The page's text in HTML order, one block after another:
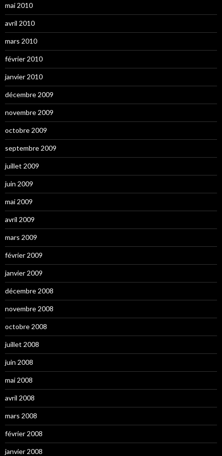
mai 2010
avril 2010
mars 2010
février 2010
janvier 2010
décembre 2009
novembre 2009
octobre 2009
septembre 2009
juillet 2009
juin 2009
mai 2009
avril 2009
mars 2009
février 2009
janvier 2009
décembre 2008
novembre 2008
octobre 2008
juillet 2008
juin 2008
mai 2008
avril 2008
mars 2008
février 2008
janvier 2008